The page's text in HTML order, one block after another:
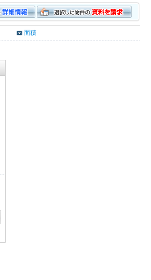
面積